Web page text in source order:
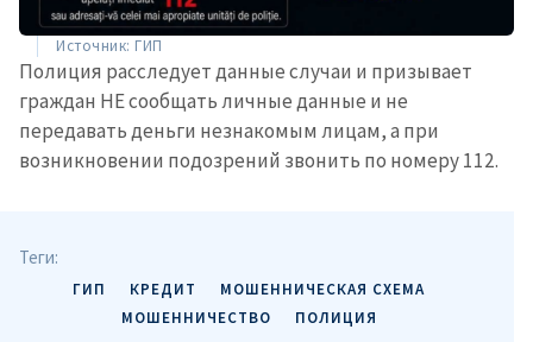
информацию
Источник: ГИП
Полиция расследует данные случаи и призывает
граждан НЕ сообщать личные данные и не
передавать деньги незнакомым лицам, а при
возникновении подозрений звонить по номеру 112.
Теги:
ГИП КРЕДИТ
МОШЕННИЧЕСКАЯ СХЕМА
МОШЕННИЧЕСТВО
ПОЛИЦИЯ